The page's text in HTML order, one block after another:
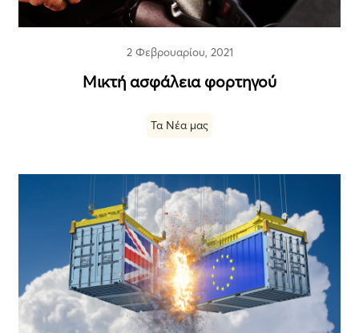
2 Φεβρουαρίου, 2021
Μικτή ασφάλεια φορτηγού
Τα Νέα μας